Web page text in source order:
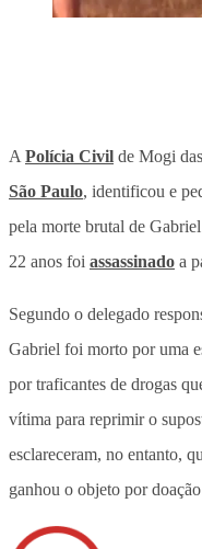
A Polícia Civil de Mogi
São Paulo, identificou e
pela morte brutal de
22 anos foi assassinado a
Segundo o delegado
Gabriel foi morto por uma
por traficantes de drogas
vítima para reprimir o
esclareceram, no entanto,
ganhou o objeto por